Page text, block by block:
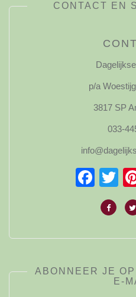
CONTACT EN
p/a
3817 SP
033-
ABONNEER JE
E-